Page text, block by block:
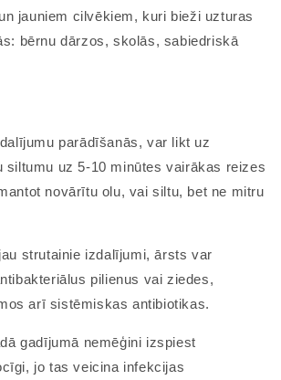
jauniem cilvēkiem, kuri bieži uzturas
bērnu dārzos, skolās, sabiedriskā
parādīšanās, var likt uz
siltumu uz 5-10 minūtes vairākas reizes
novārītu olu, vai siltu, bet ne mitru
strutainie izdalījumi, ārsts var
pilienus vai ziedes,
arī sistēmiskas antibiotikas.
gadījumā nemēģini izspiest
jo tas veicina infekcijas